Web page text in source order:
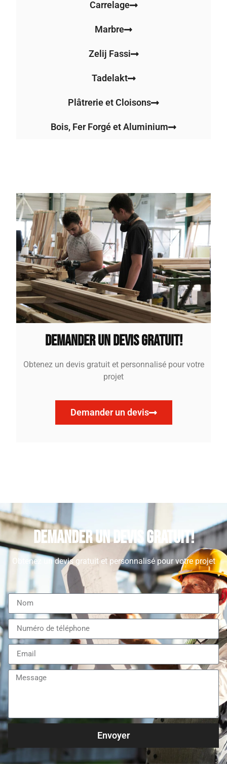
Carrelage
Marbre
Zelij Fassi
Tadelakt
Plâtrerie et Cloisons
Bois, Fer Forgé et Aluminium
Demander un devis gratuit!
Obtenez un devis gratuit et personnalisé pour votre
projet
Demander un devis
Demander un devis gratuit!
Obtenez un devis gratuit et personnalisé pour votre projet
Envoyer